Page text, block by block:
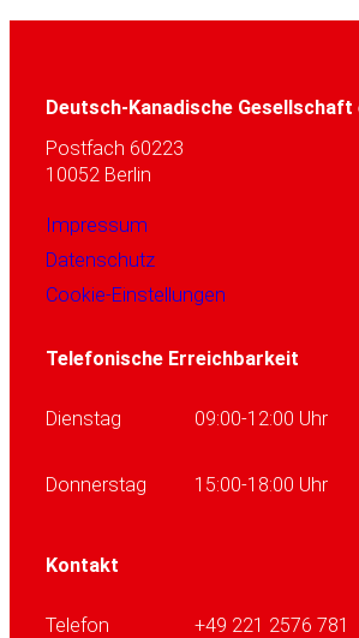
Deutsch-Kanadische Gesellschaft
Postfach 60223
10052 Berlin
Impressum
Datenschutz
Cookie-Einstellungen
Telefonische Erreichbarkeit
Dienstag 09:00-12:00 Uhr
Donnerstag 15:00-18:00 Uhr
Kontakt
Telefon +49 221 2576 781